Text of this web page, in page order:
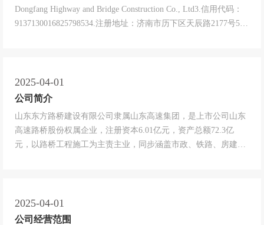
Dongfang Highway and Bridge Construction Co., Ltd3.信用代码：
9137130016825798534.注册地址：济南市历下区天辰路2177号5.
2025-04-01
公司简介
山东东方路桥建设有限公司隶属山东高速集团，是上市公司山东
高速路桥股份权属企业，注册资本6.01亿元，资产总额72.3亿
元，以路桥工程施工为主责主业，同步涵盖市政、铁路、房建、
安全设施等全序列养...
2025-04-01
公司经营范围